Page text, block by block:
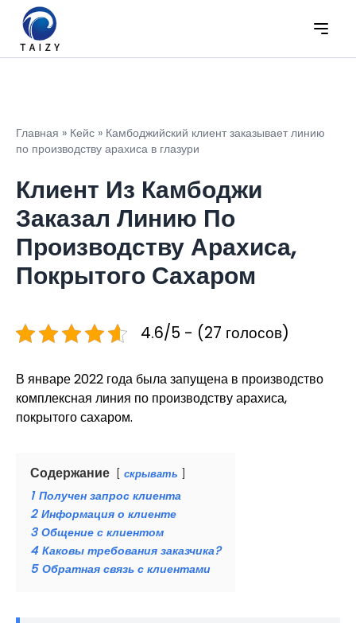
Главная » Кейс » Камбоджийский клиент заказывает линию
по производству арахиса в глазури
Клиент Из Камбоджи
Заказал Линию По
Производству Арахиса,
Покрытого Сахаром
4.6/5 - (27 голосов)
В январе 2022 года была запущена в производство
комплексная линия по производству арахиса,
покрытого сахаром.
Содержание скрывать
1 Получен запрос клиента
2 Информация о клиенте
3 Общение с клиентом
4 Каковы требования заказчика?
5 Обратная связь с клиентами